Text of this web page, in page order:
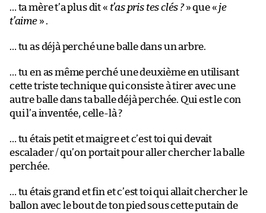
… ta mère t’a plus dit « t’as pris tes clés ?» que « je
t’aime» .
… tu as déjà perché une balle dans un arbre.
… tu en as même perché une deuxième en utilisant
cette triste technique qui consiste à tirer avec une
autre balle dans ta balle déjà perchée. Qui est le con
qui l’a inventée, celle-là ?
… tu étais petit et maigre et c’est toi qui devait
escalader / qu’on portait pour aller chercher la balle
perchée.
… tu étais grand et fin et c’est toi qui allait chercher le
ballon avec le bout de ton pied sous cette putain de